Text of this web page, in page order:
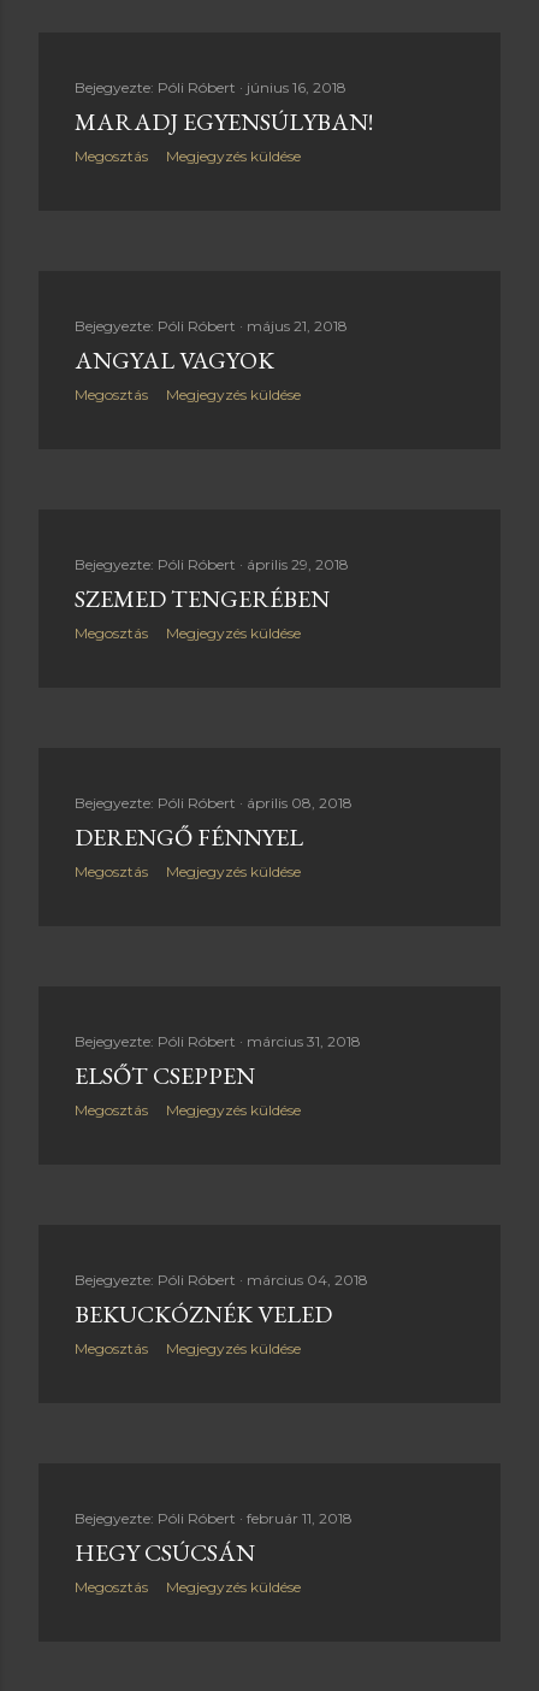
Bejegyezte: Póli Róbert június 16, 2018
MARADJ EGYENSÚLYBAN!
Megosztás Megjegyzés küldése
Bejegyezte: Póli Róbert május 21, 2018
ANGYAL VAGYOK
Megosztás Megjegyzés küldése
Bejegyezte: Póli Róbert április 29, 2018
SZEMED TENGERÉBEN
Megosztás Megjegyzés küldése
Bejegyezte: Póli Róbert április 08, 2018
DERENGŐ FÉNNYEL
Megosztás Megjegyzés küldése
Bejegyezte: Póli Róbert március 31, 2018
ELSŐT CSEPPEN
Megosztás Megjegyzés küldése
Bejegyezte: Póli Róbert március 04, 2018
BEKUCKÓZNÉK VELED
Megosztás Megjegyzés küldése
Bejegyezte: Póli Róbert február 11, 2018
HEGY CSÚCSÁN
Megosztás Megjegyzés küldése